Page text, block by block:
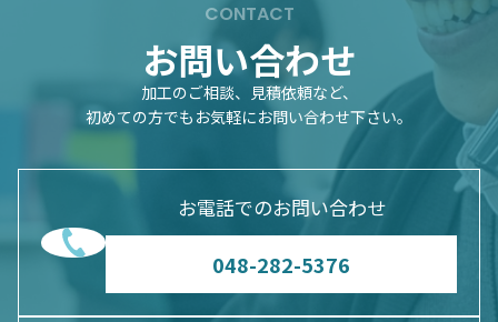
部又は一部を実施し、個人情報に対する不正アクセ
ス、個人情報の紛失、破壊、改ざん及び漏えいなど
を防止すると同時に、万一事故が発生した場合に備
え、証拠を保全し、その原因を追跡できるような体
制を構築して、迅速かつ適切に対処する等、最大限
の努力を致します。
各種問い合わせ先
当社に対する苦情、当社の保有個人データに対する
CONTACT
お問い合わせ
加工のご相談、見積依頼など、
初めての方でもお気軽にお問い合わせ下さい。
お電話でのお問い合わせ
048-282-5376